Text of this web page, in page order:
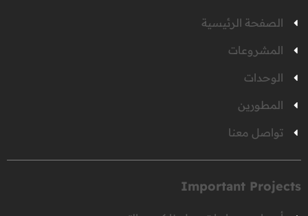
الصفحة الرئيسية
المشروعات
الوحدات
المطورين
تواصل معنا
Important Projects